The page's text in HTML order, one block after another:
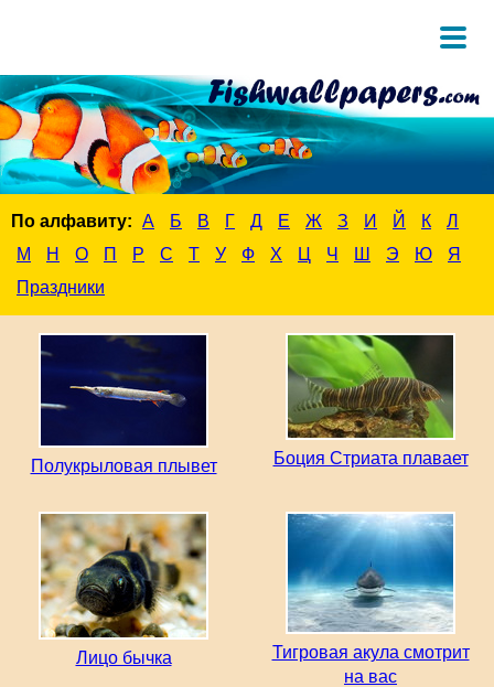
По алфавиту: А Б В Г Д Е Ж З И Й К
Л
М
Н О П Р С Т У Ф Х Ц Ч Ш Э Ю
Я
Праздники
Полукрыловая плывет Боция Стриата плавает
Лицо бычка
Тигровая акула смотрит
на вас